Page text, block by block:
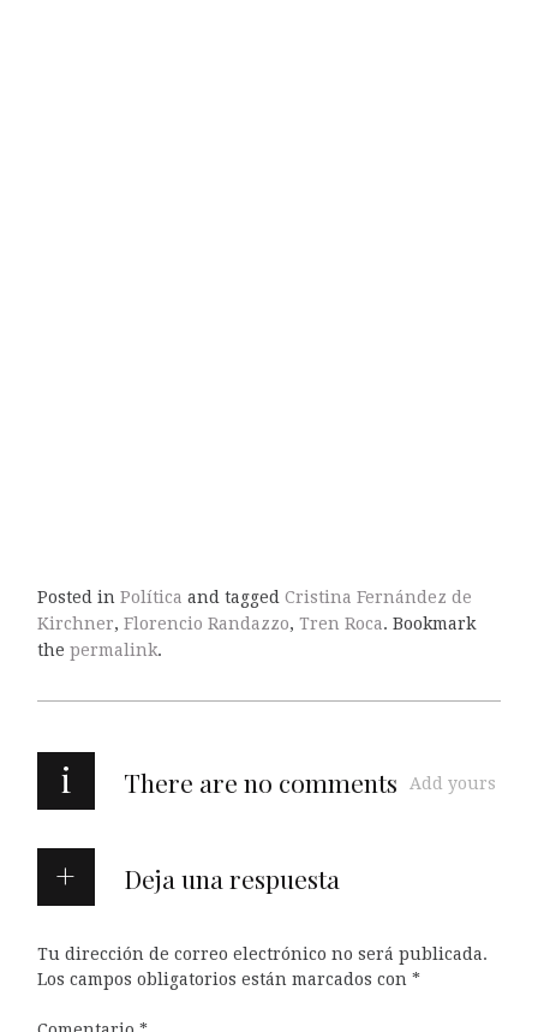
Posted in Política and tagged Cristina Fernández de
Kirchner, Florencio Randazzo, Tren Roca. Bookmark
the permalink.
i There are no comments Add yours
Deja una respuesta
Tu dirección de correo electrónico no será publicada.
Los campos obligatorios están marcados con *